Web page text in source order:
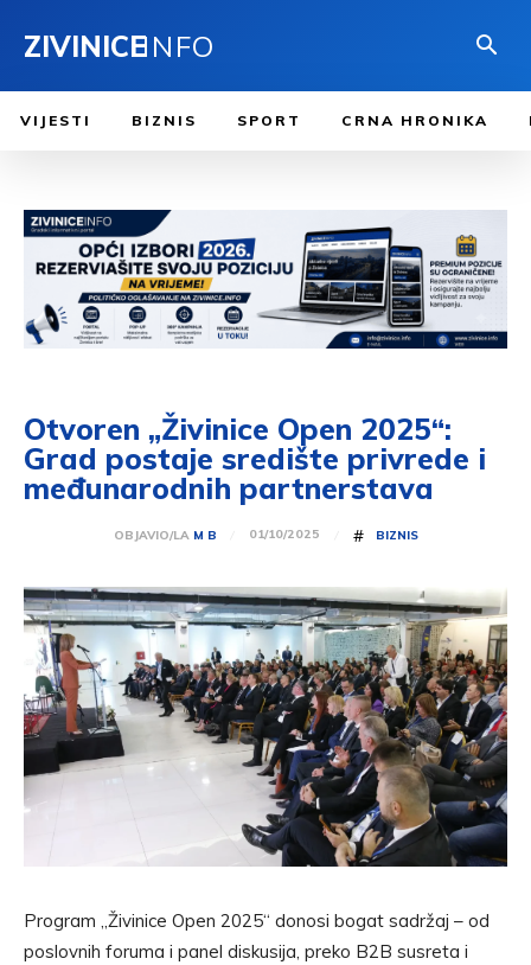
ZIVINICEINFO
VIJESTI BIZNIS SPORT CRNA HRONIKA
Otvoren „Živinice Open 2025“:
Grad postaje središte privrede i
međunarodnih partnerstava
OBJAVIO/LA M B 01/10/2025 # BIZNIS
Program „Živinice Open 2025“ donosi bogat sadržaj – od
poslovnih foruma i panel diskusija, preko B2B susreta i